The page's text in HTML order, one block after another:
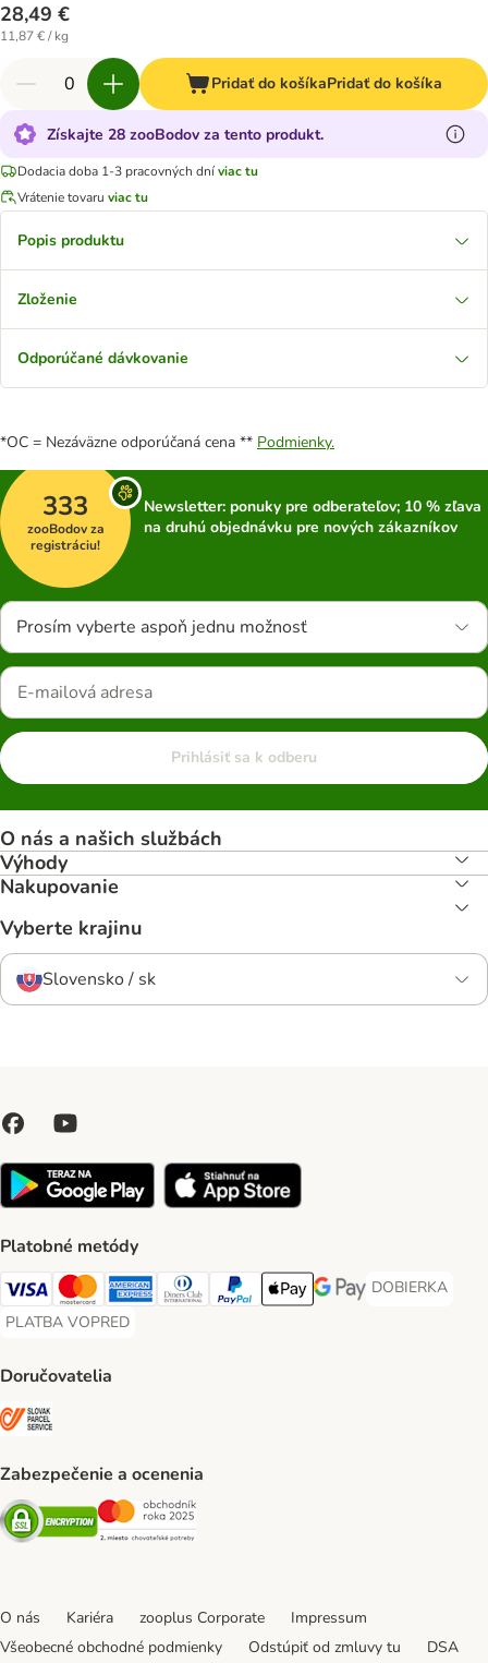
28,49 €
11,87 € / kg
Pridať do košíkaPridať do košíka
Získajte 28 zooBodov za tento produkt.
Dodacia doba 1-3 pracovných dníviac tu
Vrátenie tovaru viac tu
Popis produktu
Zloženie
Odporúčané dávkovanie
*OC = Nezáväzne odporúčaná cena ** Podmienky.
333
zooBodov za
registráciu!
Newsletter: ponuky pre odberateľov; 10 % zľava
na druhú objednávku pre nových zákazníkov
Prosím vyberte aspoň jednu možnosť
Prihlásiť sa k odberu
O nás a našich službách
Výhody
Nakupovanie
Vyberte krajinu
Slovensko / sk
Platobné metódy
Visa Payment Method
Mastercard Payment Method
American Express Payment Method
Diners Club Payment Method
PayPal Payment Method
Apple Pay Payment Method
Google Pay Payment
DOBIERKA
DOBIERKA
PLATBA VOPRED
PLATBA VOPRED Payment Method
Doručovatelia
Zabezpečenie a ocenenia
Security Security
O nás Kariéra zooplus Corporate
Impressum
Všeobecné obchodné podmienky
Odstúpiť od zmluvy tu DSA